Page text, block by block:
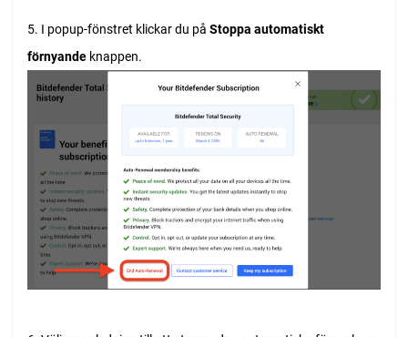
5. I popup-fönstret klickar du på Stoppa automatiskt
förnyande knappen.